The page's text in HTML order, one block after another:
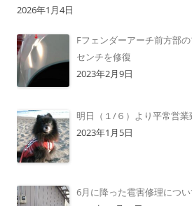
2026年1月4日
Fフェンダーアーチ前方部
センチを修復
2023年2月9日
明日（１/６）より平常営業
2023年1月5日
6月に降った雹害修理につ